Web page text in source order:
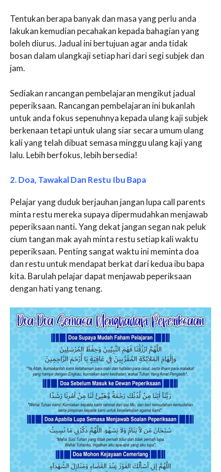
Tentukan berapa banyak dan masa yang perlu anda
lakukan kemudian pecahakan kepada bahagian yang
boleh diurus. Jadual ini bertujuan agar anda tidak
bosan dalam ulangkaji setiap hari dari segi subjek dan
jam.
Sediakan rancangan pembelajaran mengikut jadual
peperiksaan. Rancangan pembelajaran ini bukanlah
untuk anda fokus sepenuhnya kepada ulang kaji subjek
berkenaan tetapi untuk ulang siar secara umum ulang
kali yang telah dibuat semasa minggu ulang kaji yang
lalu. Lebih berfokus, lebih bersedia!
2. Doa, Tawakal Dan Restu Ibu Bapa
Pelajar yang duduk berjauhan jangan lupa call parents
minta restu mereka supaya dipermudahkan menjawab
peperiksaan nanti.Yang dekat jangan segan nak peluk
cium tangan mak ayah minta restu setiap kali waktu
peperiksaan. Penting sangat waktu ini meminta doa
dan restu untuk mendapat berkat dari kedua ibu bapa
kita. Barulah pelajar dapat menjawab peperiksaan
dengan hati yang tenang.